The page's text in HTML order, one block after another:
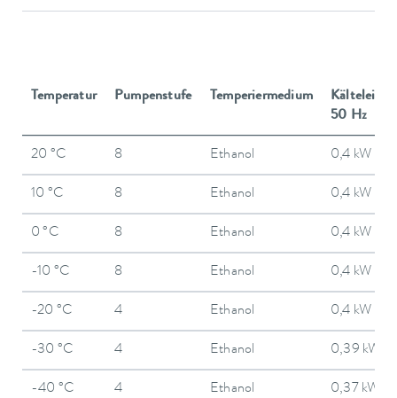
Temperatur Pumpenstufe Temperiermedium
50 Hz
20 °C 8 Ethanol 0,4 kW
10 °C 8 Ethanol 0,4 kW
0 °C 8 Ethanol 0,4 kW
-10 °C 8 Ethanol 0,4 kW
-20 °C 4 Ethanol 0,4 kW
-30 °C 4 Ethanol 0,39 kW
-40 °C 4 Ethanol 0,37 kW